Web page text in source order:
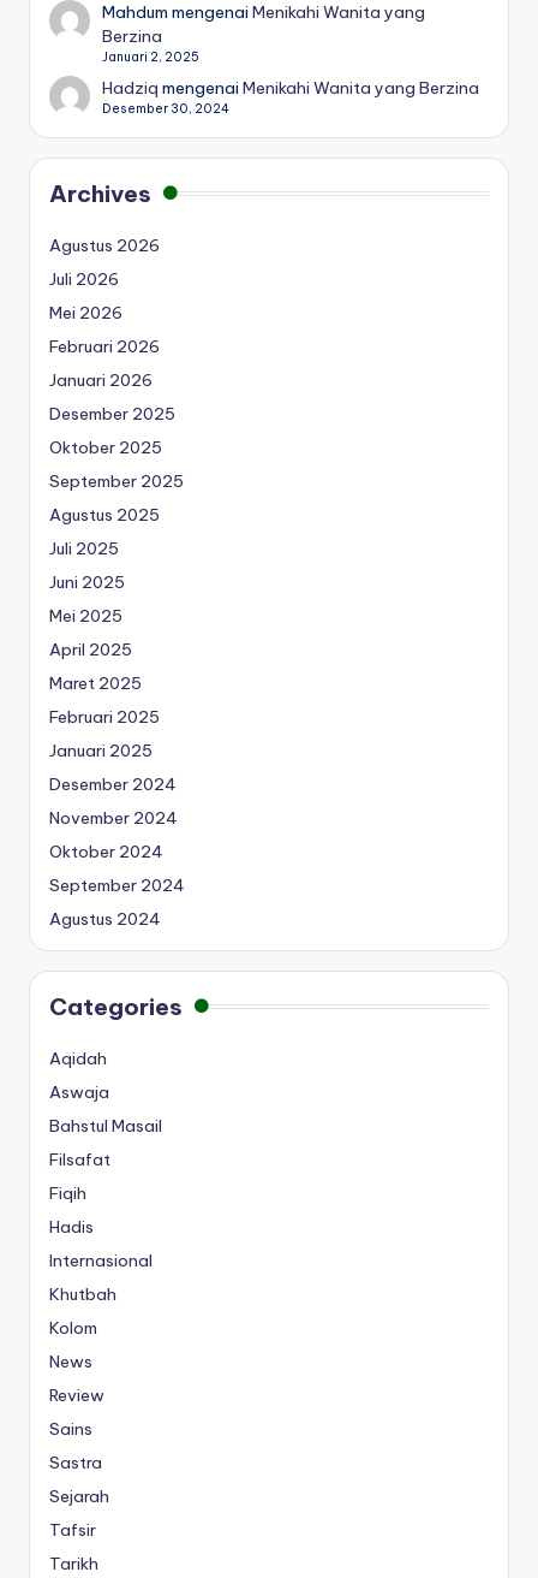
Mahdum mengenaiMenikahi Wanita yang
Berzina
Januari 2, 2025
Hadziq mengenaiMenikahi Wanita yang Berzina
Desember 30, 2024
Archives
Agustus 2026
Juli 2026
Mei 2026
Februari 2026
Januari 2026
Desember 2025
Oktober 2025
September 2025
Agustus 2025
Juli 2025
Juni 2025
Mei 2025
April 2025
Maret 2025
Februari 2025
Januari 2025
Desember 2024
November 2024
Oktober 2024
September 2024
Agustus 2024
Categories
Aqidah
Aswaja
Bahstul Masail
Filsafat
Fiqih
Hadis
Internasional
Khutbah
Kolom
News
Review
Sains
Sastra
Sejarah
Tafsir
Tarikh